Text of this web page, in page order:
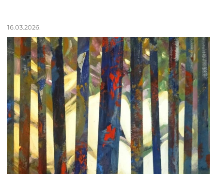
16.03.2026.